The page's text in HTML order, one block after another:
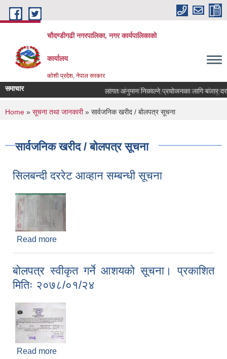
Skip to main content
चौदण्डीगढी नगरपालिका, नगर कार्यपालिकाको
कार्यालय
कोशी प्रदेश, नेपाल सरकार
समाचार खोपकर्ता (भ्याक्सिनेटर) आवश्यकता सम्वन्धी सूचना।
You are here
Home » सूचना तथा जानकारी» सार्वजनिक खरीद / बोलपत्र सूचना
सार्वजनिक खरीद / बोलपत्र सूचना
सिलबन्दी दररेट आव्हान सम्बन्धी सूचना
Read more
बोलपत्र स्वीकृत गर्ने आशयको सूचना। प्रकाशित
मितिः २०७८/०१/२४
Read more